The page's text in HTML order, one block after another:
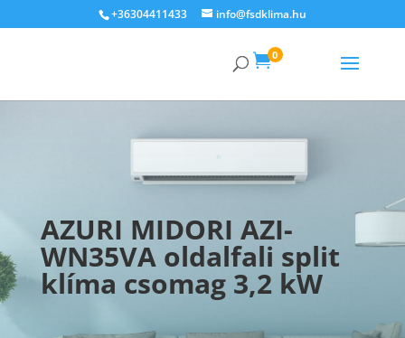
+36304411433 info@fsdklima.hu
0
AZURI MIDORI AZI-
WN35VA oldalfali split
klíma csomag 3,2 kW